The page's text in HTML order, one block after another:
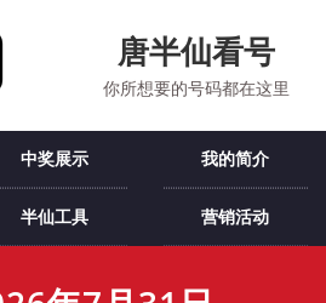
唐半仙看号
你所想要的号码都在这里
中奖展示 我的简介
半仙工具 营销活动